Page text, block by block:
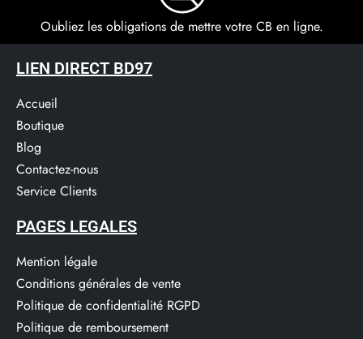
Oubliez les obligations de mettre votre CB en ligne.
LIEN DIRECT BD97
Accueil
Boutique
Blog
Contactez-nous
Service Clients​
PAGES LEGALES
Mention légale
Conditions générales de vente
Politique de confidentialité RGPD
Politique de remboursement